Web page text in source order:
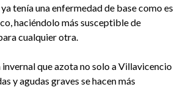
tenía una enfermedad de base como es
haciéndolo más susceptible de
cualquier otra.
que azota no solo a Villavicencio
y agudas graves se hacen más